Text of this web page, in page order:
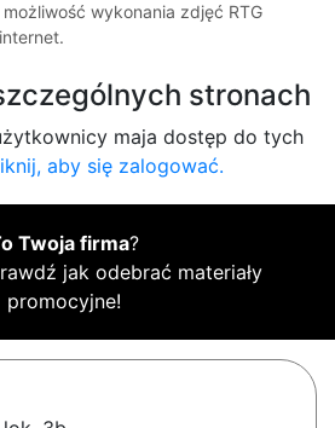
wykonania zdjęć RTG
stronach
maja dostęp do tych
aby się zalogować.
Twoja firma?
jak odebrać materiały
promocyjne!